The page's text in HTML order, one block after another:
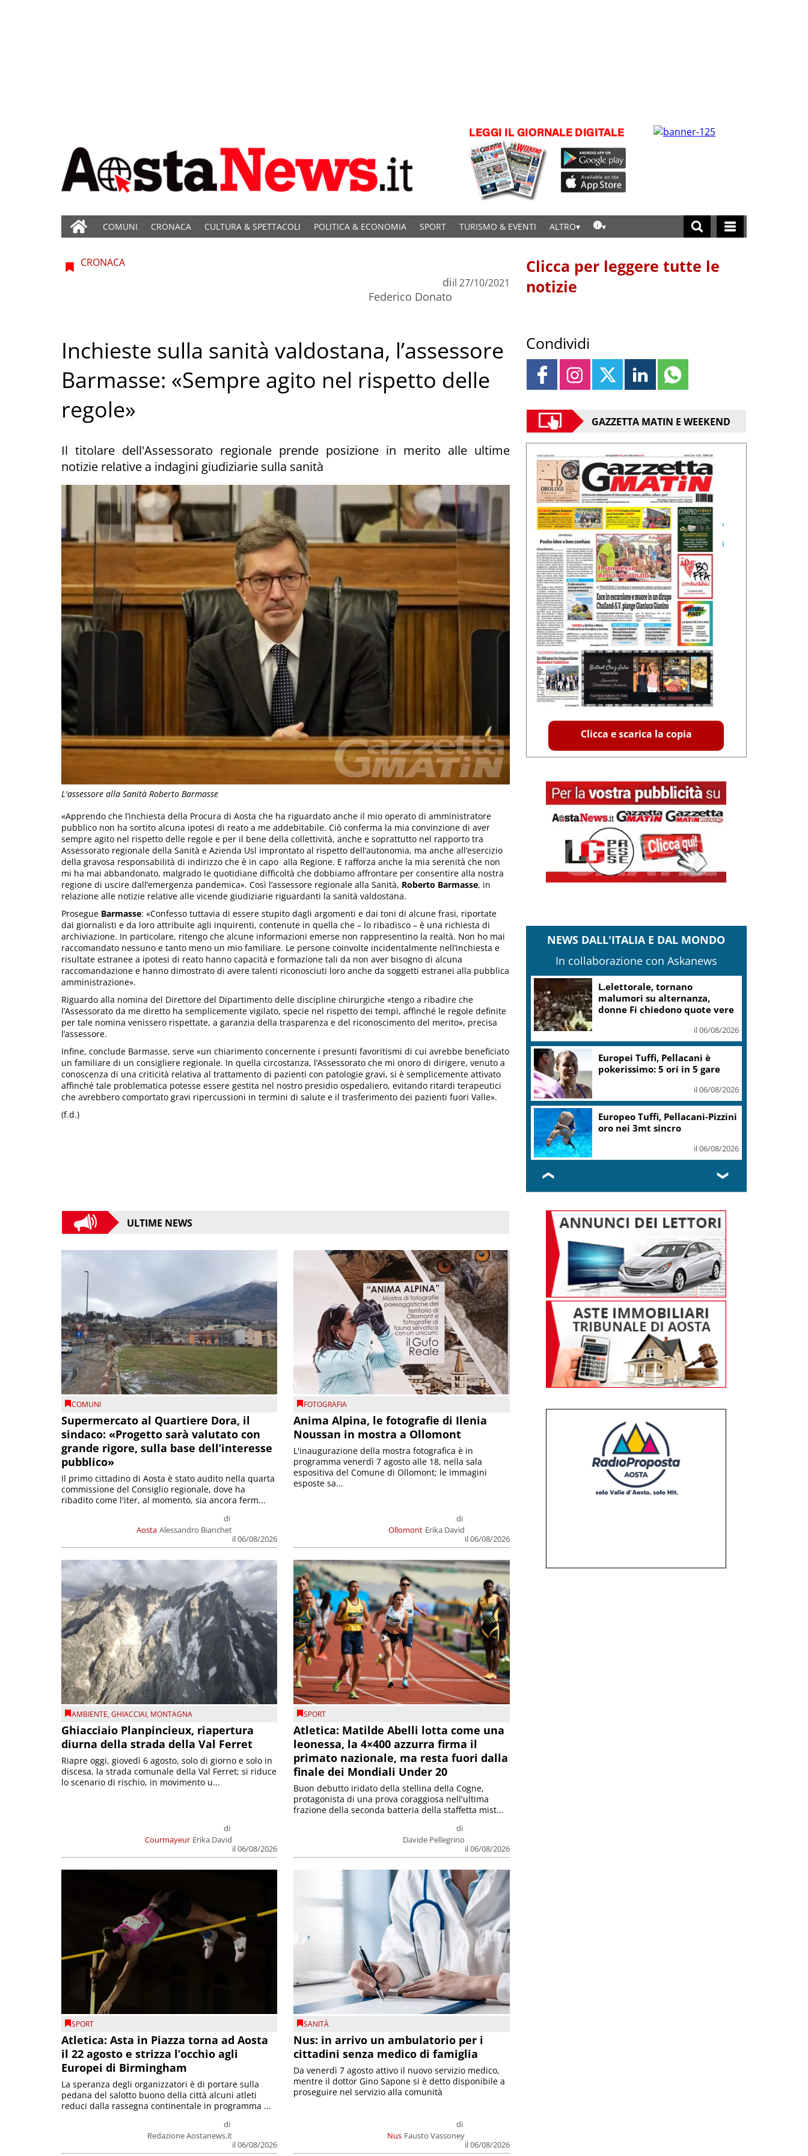
COMUNI CRONACA CULTURA & SPETTACOLI POLITICA & ECONOMIA SPORT TURISMO & EVENTI ALTRO
L'assessore alla Sanità Roberto Barmasse
CRONACA
di
Federico Donato
il 27/10/2021
Inchieste sulla sanità valdostana, l’assessore
Barmasse: «Sempre agito nel rispetto delle
regole»
Il titolare dell'Assessorato regionale prende posizione in merito alle ultime
notizie relative a indagini giudiziarie sulla sanità
«Apprendo che l’inchiesta della Procura di Aosta che ha riguardato anche il mio operato di amministratore
pubblico non ha sortito alcuna ipotesi di reato a me addebitabile. Ciò conferma la mia convinzione di aver
sempre agito nel rispetto delle regole e per il bene della collettività, anche e soprattutto nel rapporto tra
Assessorato regionale della Sanità e Azienda Usl improntato al rispetto dell’autonomia, ma anche all’esercizio
della gravosa responsabilità di indirizzo che è in capo alla Regione. E rafforza anche la mia serenità che non
mi ha mai abbandonato, malgrado le quotidiane difficoltà che dobbiamo affrontare per consentire alla nostra
regione di uscire dall’emergenza pandemica». Così l’assessore regionale alla Sanità, Roberto Barmasse, in
relazione alle notizie relative alle vicende giudiziarie riguardanti la sanità valdostana.
Prosegue Barmasse: «Confesso tuttavia di essere stupito dagli argomenti e dai toni di alcune frasi, riportate
dai giornalisti e da loro attribuite agli inquirenti, contenute in quella che – lo ribadisco – è una richiesta di
archiviazione. In particolare, ritengo che alcune informazioni emerse non rappresentino la realtà. Non ho mai
raccomandato nessuno e tanto meno un mio familiare. Le persone coinvolte incidentalmente nell’inchiesta e
risultate estranee a ipotesi di reato hanno capacità e formazione tali da non aver bisogno di alcuna
raccomandazione e hanno dimostrato di avere talenti riconosciuti loro anche da soggetti estranei alla pubblica
amministrazione».
Riguardo alla nomina del Direttore del Dipartimento delle discipline chirurgiche «tengo a ribadire che
l’Assessorato da me diretto ha semplicemente vigilato, specie nel rispetto dei tempi, affinché le regole definite
per tale nomina venissero rispettate, a garanzia della trasparenza e del riconoscimento del merito», precisa
l’assessore.
Infine, conclude Barmasse, serve «un chiarimento concernente i presunti favoritismi di cui avrebbe beneficiato
un familiare di un consigliere regionale. In quella circostanza, l’Assessorato che mi onoro di dirigere, venuto a
conoscenza di una criticità relativa al trattamento di pazienti con patologie gravi, si è semplicemente attivato
affinché tale problematica potesse essere gestita nel nostro presidio ospedaliero, evitando ritardi terapeutici
che avrebbero comportato gravi ripercussioni in termini di salute e il trasferimento dei pazienti fuori Valle».
(f.d.)
ULTIME NEWS
COMUNI
Supermercato al Quartiere Dora, il
sindaco: «Progetto sarà valutato con
grande rigore, sulla base dell’interesse
pubblico»
Aosta
di
Alessandro Bianchet
il 06/08/2026
Il primo cittadino di Aosta è stato audito nella quarta
commissione del Consiglio regionale, dove ha
ribadito come l'iter, al momento, sia ancora ferm...
FOTOGRAFIA
Anima Alpina, le fotografie di Ilenia
Noussan in mostra a Ollomont
Ollomont
di
Erika David
il 06/08/2026
L'inaugurazione della mostra fotografica è in
programma venerdì 7 agosto alle 18, nella sala
espositiva del Comune di Ollomont; le immagini
esposte sa...
AMBIENTE,GHIACCIAI, MONTAGNA
Ghiacciaio Planpincieux, riapertura
diurna della strada della Val Ferret
Courmayeur
di
Erika David
il 06/08/2026
Riapre oggi, giovedì 6 agosto, solo di giorno e solo in
discesa, la strada comunale della Val Ferret; si riduce
lo scenario di rischio, in movimento u...
SPORT
Atletica: Matilde Abelli lotta come una
leonessa, la 4×400 azzurra firma il
primato nazionale, ma resta fuori dalla
finale dei Mondiali Under 20
di
Davide Pellegrino
il 06/08/2026
Buon debutto iridato della stellina della Cogne,
protagonista di una prova coraggiosa nell'ultima
frazione della seconda batteria della staffetta mist...
SPORT
Atletica: Asta in Piazza torna ad Aosta
il 22 agosto e strizza l’occhio agli
Europei di Birmingham
di
Redazione Aostanews.it
il 06/08/2026
La speranza degli organizzatori è di portare sulla
pedana del salotto buono della città alcuni atleti
reduci dalla rassegna continentale in programma ...
SANITÀ
Nus: in arrivo un ambulatorio per i
cittadini senza medico di famiglia
Nus
di
Fausto Vassoney
il 06/08/2026
Da venerdì 7 agosto attivo il nuovo servizio medico,
mentre il dottor Gino Sapone si è detto disponibile a
proseguire nel servizio alla comunità
Clicca per leggere tutte le
notizie
Condividi
GAZZETTA MATIN E WEEKEND
Clicca e scarica la copia
NEWS DALL'ITALIA E DAL MONDO
In collaborazione con Askanews
L.elettorale, tornano
malumori su alternanza,
donne Fi chiedono quote vere
il 06/08/2026
Europei Tuffi, Pellacani è
pokerissimo: 5 ori in 5 gare
il 06/08/2026
Europeo Tuffi, Pellacani-Pizzini
oro nei 3mt sincro
il 06/08/2026
❮ ❯